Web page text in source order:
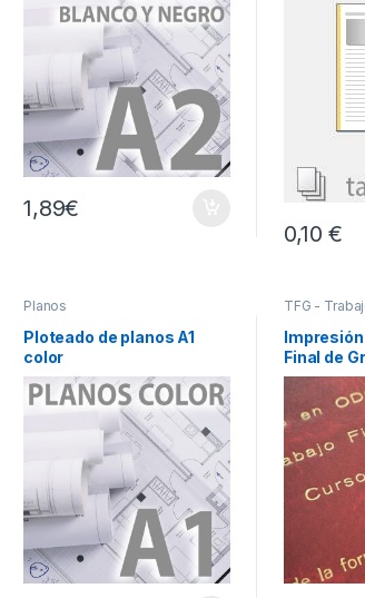
1,89€
0,10 €
Planos
Ploteado de planos A1
color
TFG -
Impresión
Final de